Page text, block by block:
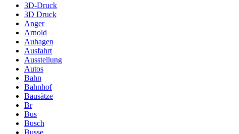
3D-Druck
3D Druck
Anger
Arnold
Auhagen
Ausfahrt
Ausstellung
Autos
Bahn
Bahnhof
Bausätze
Br
Bus
Busch
Busse